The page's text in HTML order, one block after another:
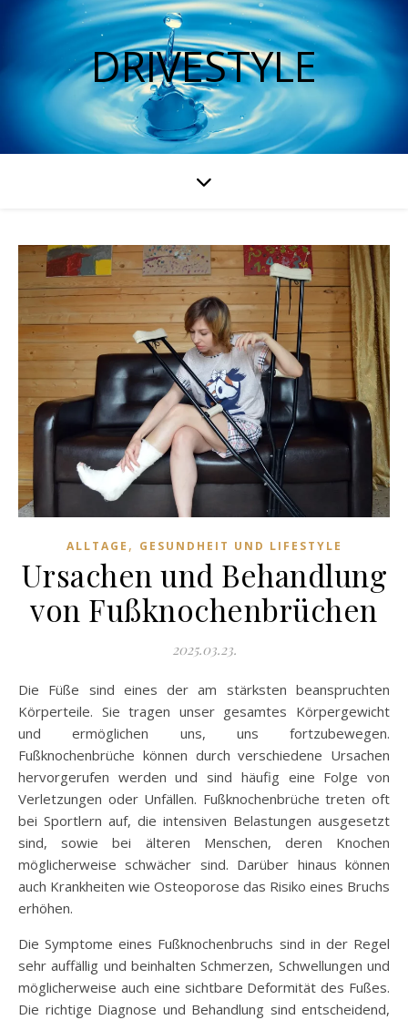
DRIVESTYLE
ALLTAGE , GESUNDHEIT UND LIFESTYLE
Ursachen und Behandlung
von Fußknochenbrüchen
2025.03.23.
Die Füße sind eines der am stärksten beanspruchten
Körperteile. Sie tragen unser gesamtes Körpergewicht
und ermöglichen uns, uns fortzubewegen.
Fußknochenbrüche können durch verschiedene Ursachen
hervorgerufen werden und sind häufig eine Folge von
Verletzungen oder Unfällen. Fußknochenbrüche treten oft
bei Sportlern auf, die intensiven Belastungen ausgesetzt
sind, sowie bei älteren Menschen, deren Knochen
möglicherweise schwächer sind. Darüber hinaus können
auch Krankheiten wie Osteoporose das Risiko eines Bruchs
erhöhen.
Die Symptome eines Fußknochenbruchs sind in der Regel
sehr auffällig und beinhalten Schmerzen, Schwellungen und
möglicherweise auch eine sichtbare Deformität des Fußes.
Die richtige Diagnose und Behandlung sind entscheidend,